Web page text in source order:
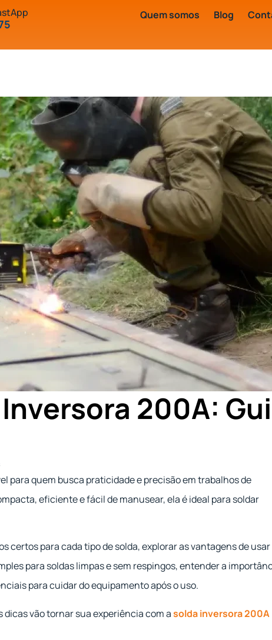
Quem somos Blog
200A:
para quem busca praticidade e precisão em trabalhos de
eficiente e fácil de manusear, ela é ideal para soldar
certos para cada tipo de solda, explorar as vantagens de usar
para soldas limpas e sem respingos, entender a
para cuidar do equipamento após o uso.
vão tornar sua experiência com asolda inversora 200A